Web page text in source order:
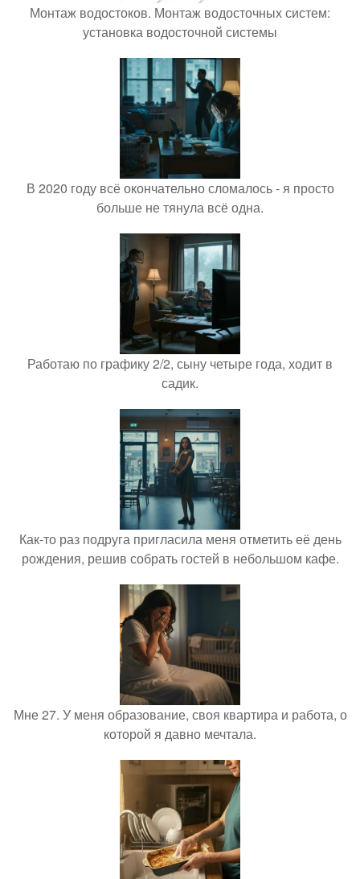
Монтаж водостоков. Монтаж водосточных систем:
установка водосточной системы
В 2020 году всё окончательно сломалось - я просто
больше не тянула всё одна.
Работаю по графику 2/2, сыну четыре года, ходит в
садик.
Как-то раз подруга пригласила меня отметить её день
рождения, решив собрать гостей в небольшом кафе.
Мне 27. У меня образование, своя квартира и работа, о
которой я давно мечтала.